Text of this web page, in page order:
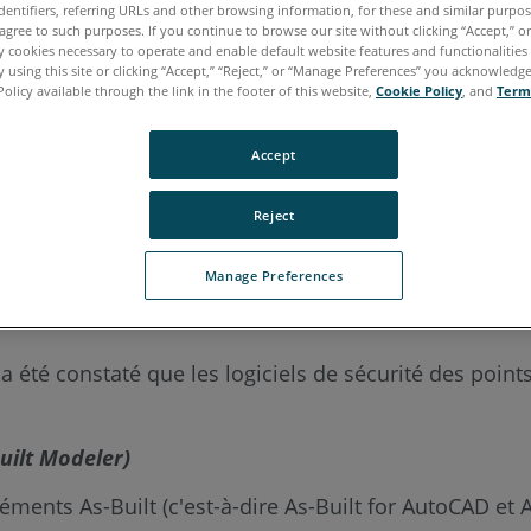
japonais portugais
été constaté que les logiciels de sécurité des
Modeler)
As-Built (c'est-à-dire As-Built for AutoCAD et
referring URLs and other browsing information, for these and similar
to such purposes. If you continue to browse our site without clicking “Accept,”
cookies necessary to operate and enable default website features and
using this site or clicking “Accept,” “Reject,” or “Manage Preferences” you
available through the link in the footer of this website, Cookie Policy , and
Manage Preferences
Reject
Accept